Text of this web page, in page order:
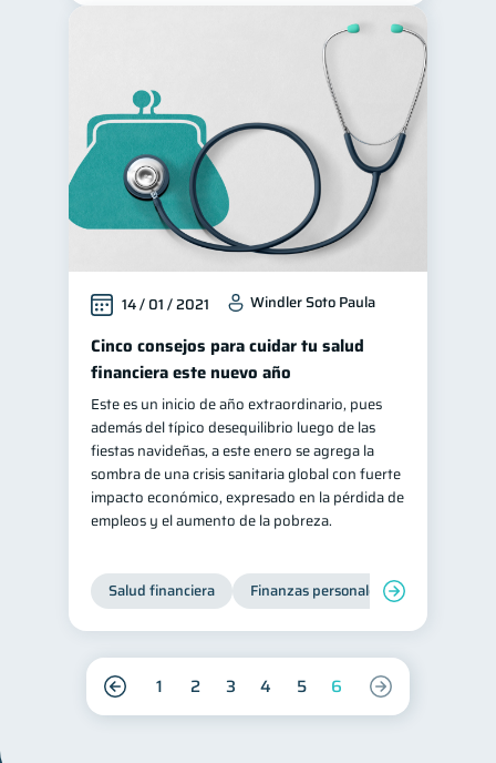
14 / 01 / 2021 Windler Soto Paula
Cinco consejos para cuidar tu salud
financiera este nuevo año
Este es un inicio de año extraordinario, pues
además del típico desequilibrio luego de las
fiestas navideñas, a este enero se agrega la
sombra de una crisis sanitaria global con fuerte
impacto económico, expresado en la pérdida de
empleos y el aumento de la pobreza.
Salud financiera Finanzas personales
1 2 3 4 5 6